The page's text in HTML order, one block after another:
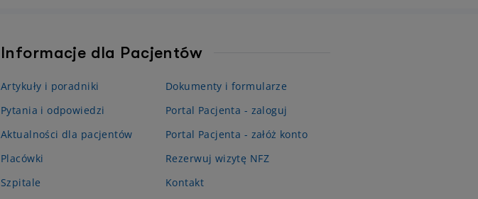
Informacje dla Pacjentów
Artykuły i poradniki
Pytania i odpowiedzi
Aktualności dla pacjentów
Placówki
Szpitale
Dokumenty i formularze
Portal Pacjenta - zaloguj
Portal Pacjenta - załóż konto
Rezerwuj wizytę NFZ
Kontakt